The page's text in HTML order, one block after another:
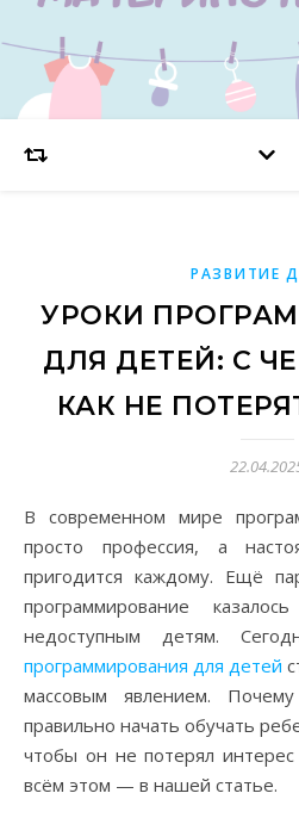
РАЗВИТИЕ
УРОКИ
ДЛЯ ДЕТЕЙ: С
КАК НЕ
В современном мире программирование — это не
просто профессия, а
пригодится каждому. Ещё
программирование
недоступным детям.
программирования для детей
массовым явлением.
правильно начать обучать
чтобы он не потерял
всём этом — в нашей статье.